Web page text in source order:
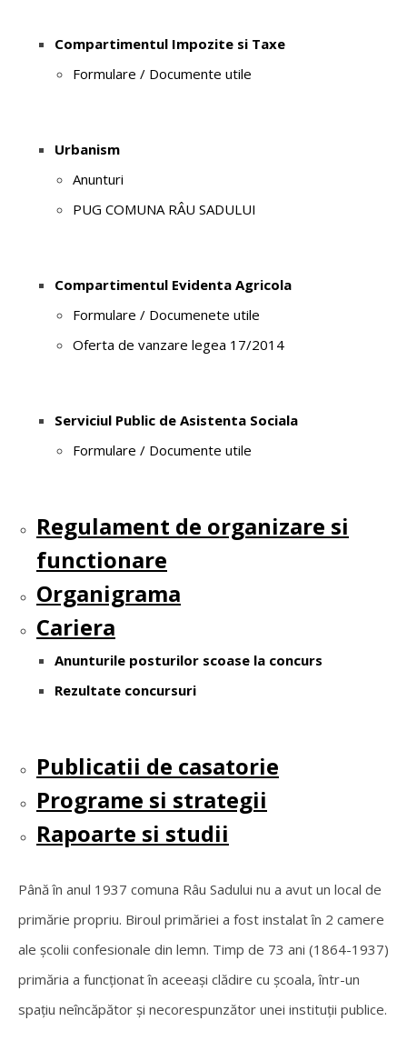
Compartimentul Impozite si Taxe
Formulare / Documente utile
Urbanism
Anunturi
PUG COMUNA RÂU SADULUI
Compartimentul Evidenta Agricola
Formulare / Documenete utile
Oferta de vanzare legea 17/2014
Serviciul Public de Asistenta Sociala
Formulare / Documente utile
Regulament de organizare si
functionare
Organigrama
Cariera
Anunturile posturilor scoase la concurs
Rezultate concursuri
Publicatii de casatorie
Programe si strategii
Rapoarte si studii
Până în anul 1937 comuna Râu Sadului nu a avut un local de
primărie propriu. Biroul primăriei a fost instalat în 2 camere
ale şcolii confesionale din lemn. Timp de 73 ani (1864-1937)
primăria a funcţionat în aceeaşi clădire cu şcoala, într-un
spaţiu neîncăpător şi necorespunzător unei instituţii publice.